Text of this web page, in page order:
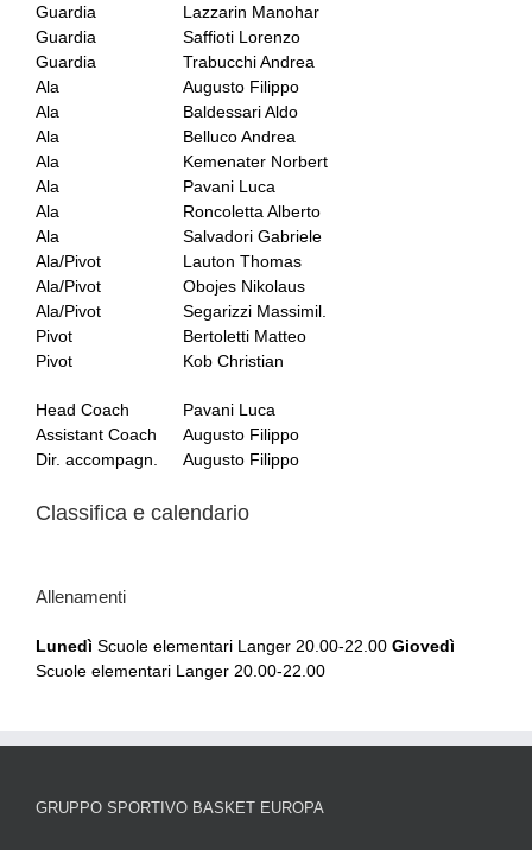
Guardia
Lazzarin Manohar
Guardia
Saffioti Lorenzo
Guardia
Trabucchi Andrea
Ala
Augusto Filippo
Ala
Baldessari Aldo
Ala
Belluco Andrea
Ala
Kemenater Norbert
Ala
Pavani Luca
Ala
Roncoletta Alberto
Ala
Salvadori Gabriele
Ala/Pivot
Lauton Thomas
Ala/Pivot
Obojes Nikolaus
Ala/Pivot
Segarizzi Massimil.
Pivot
Bertoletti Matteo
Pivot
Kob Christian
Head Coach
Pavani Luca
Assistant Coach
Augusto Filippo
Dir. accompagn.
Augusto Filippo
Classifica e calendario
Allenamenti
Lunedì Scuole elementari Langer 20.00-22.00 Giovedì
Scuole elementari Langer 20.00-22.00
GRUPPO SPORTIVO BASKET EUROPA